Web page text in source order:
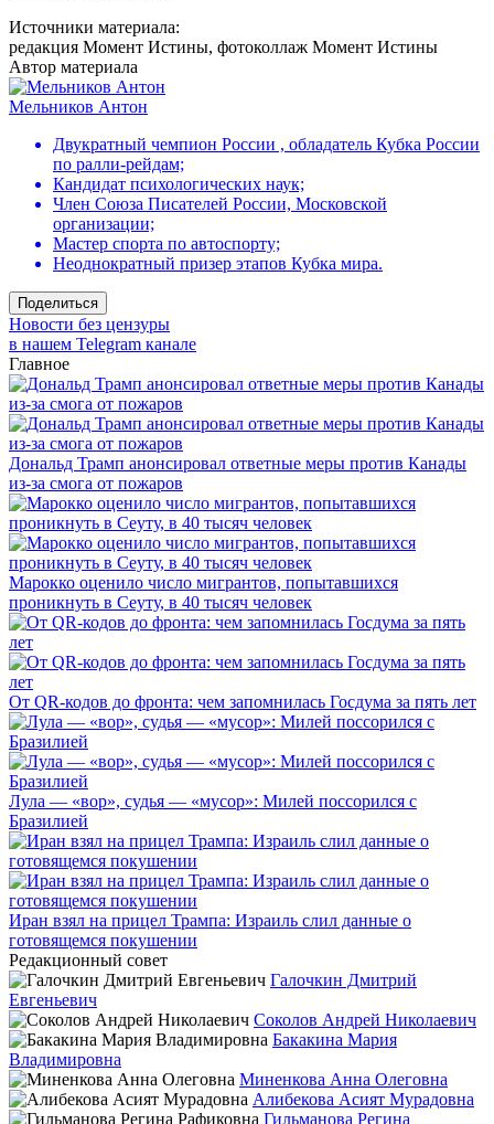
Источники материала:
редакция Момент Истины, фотоколлаж Момент Истины
Автор материала
Мельников Антон
Двукратный чемпион России , обладатель Кубка России
по ралли-рейдам;
Кандидат психологических наук;
Член Союза Писателей России, Московской
организации;
Мастер спорта по автоспорту;
Неоднократный призер этапов Кубка мира.
Поделиться
Новости без цензуры
в нашем Telegram канале
Главное
Дональд Трамп анонсировал ответные меры против Канады
из-за смога от пожаров
Марокко оценило число мигрантов, попытавшихся
проникнуть в Сеуту, в 40 тысяч человек
От QR-кодов до фронта: чем запомнилась Госдума за пять лет
Лула — «вор», судья — «мусор»: Милей поссорился с
Бразилией
Иран взял на прицел Трампа: Израиль слил данные о
готовящемся покушении
Редакционный совет
Галочкин Дмитрий
Евгеньевич
Соколов Андрей Николаевич
Бакакина Мария
Владимировна
Миненкова Анна Олеговна
Алибекова Асият Мурадовна
Гильманова Регина